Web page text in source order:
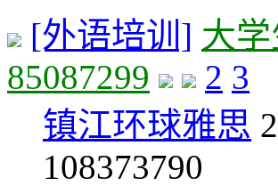
[外语培训] 大
85087299
2 3
镇江环球雅思
108373790